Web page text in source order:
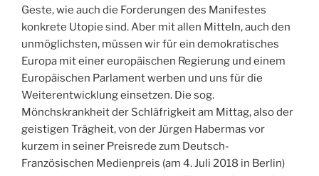
Geste, wie auch die Forderungen des Manifestes
konkrete Utopie sind. Aber mit allen Mitteln, auch den
unmöglichsten, müssen wir für ein demokratisches
Europa mit einer europäischen Regierung und einem
Europäischen Parlament werben und uns für die
Weiterentwicklung einsetzen. Die sog.
Mönchskrankheit der Schläfrigkeit am Mittag, also der
geistigen Trägheit, von der Jürgen Habermas vor
kurzem in seiner Preisrede zum Deutsch-
Französischen Medienpreis (am 4. Juli 2018 in Berlin)